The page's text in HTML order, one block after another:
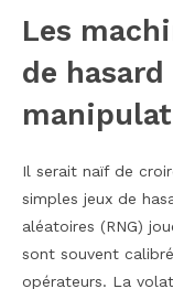
Les
de
Il serait naïf de
simples jeux de
aléatoires (RNG)
sont souvent
opérateurs. La